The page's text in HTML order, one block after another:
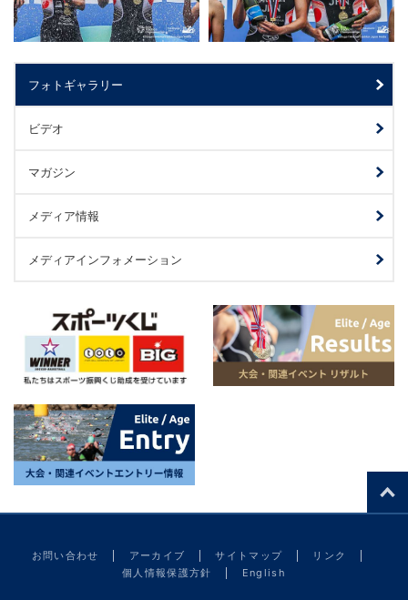
フォトギャラリー
ビデオ
マガジン
メディア情報
メディアインフォメーション
お問い合わせ アーカイブ サイトマップ
リンク
個人情報保護方針
English